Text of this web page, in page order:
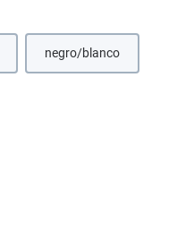
negro/blanco(Esta opción no
este momento.)